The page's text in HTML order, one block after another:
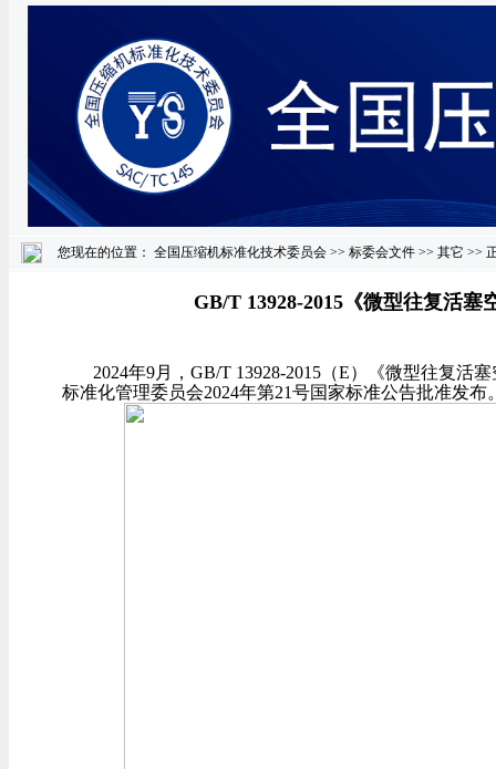
您现在的位置： 全国压缩机标准化技术委员会 >> 标委会文件 >> 其它 >>
GB/T 13928-2015《微型往复活
2024年9月， GB/T 13928-2015（E）《微型往复活
标准化管理委员会2024年第21号国家标准公告批准发布